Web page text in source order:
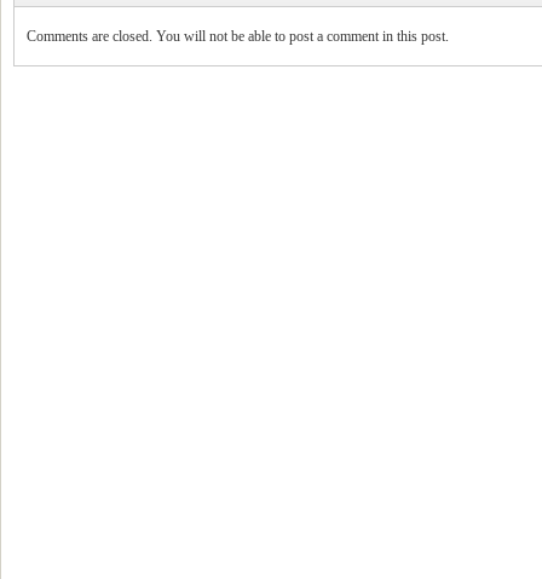
Comments are closed. You will not be able to post a comment in this post.